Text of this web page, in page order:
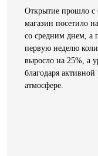
Открытие прошло с
магазин посетило
со средним днем, а
первую неделю
выросло на 25%, а
благодаря
атмосфере.